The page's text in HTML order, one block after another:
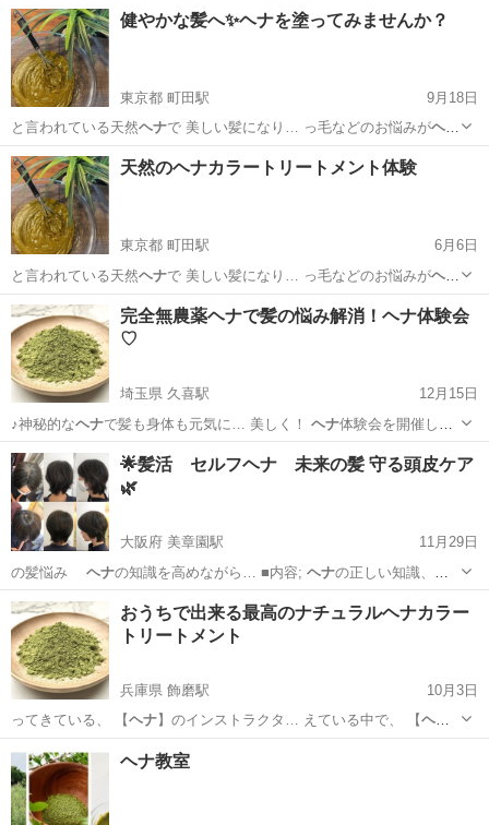
健やかな髪へ✨ヘナを塗ってみませんか？
東京都 町田駅
9月18日
と言われている天然ヘナで 美しい髪になり… っ毛などのお悩みがヘナ
で美髪に✨
東京 町田市 町田駅 美容健康 ヘナ
天然のヘナカラートリートメント体験
東京都 町田駅
6月6日
と言われている天然ヘナで 美しい髪になり… っ毛などのお悩みがヘナ
で美髪に✨
東京 町田市 町田駅 その他 ヘナ
完全無農薬ヘナで髪の悩み解消！ヘナ体験会
♡
埼玉県 久喜駅
12月15日
♪神秘的なヘナで髪も身体も元気に… 美しく！ ヘナ体験会を開催して
い… ます。ヘナ とは？ あなたに合ったヘナの色や配合を考え体… で
きます。ヘナに興味があったけど… いね！ もちろんヘナのことす
ら...
埼玉 久喜市 久喜駅 ヘナ
🌟髪活 セルフヘナ 未来の髪 守る頭皮ケア
🌿
大阪府 美章園駅
11月29日
の髪悩み ヘナ の知識を高めながら… ■内容; ヘナの正しい知識、セ
ル… フヘナ ・塗り方の向上を目… ■初心者 セルフヘナ00円 洗髪
ブローヘナ 代込み 阿倍…
大阪 大阪市 美章園駅 生活知識
おうちで出来る最高のナチュラルヘナカラー
トリートメント
兵庫県 飾磨駅
10月3日
ってきている、 【ヘナ】のインストラクタ… えている中で、 【ヘ
ナ】の効果性・安全性… ントをお教えする【ヘナのお教室】をさせ
て… 髪の毛を「労わる」ヘナ
ナなので、 植物アレ… いと...
兵庫 姫路市 飾磨駅
ヘナ教室